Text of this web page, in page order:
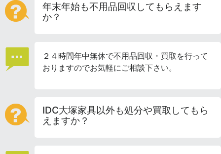
年末年始も不用品回収してもらえます
か？
２４時間年中無休で不用品回収・買取を行って
おりますのでお気軽にご相談下さい。
IDC大塚家具以外も処分や買取してもら
えますか？